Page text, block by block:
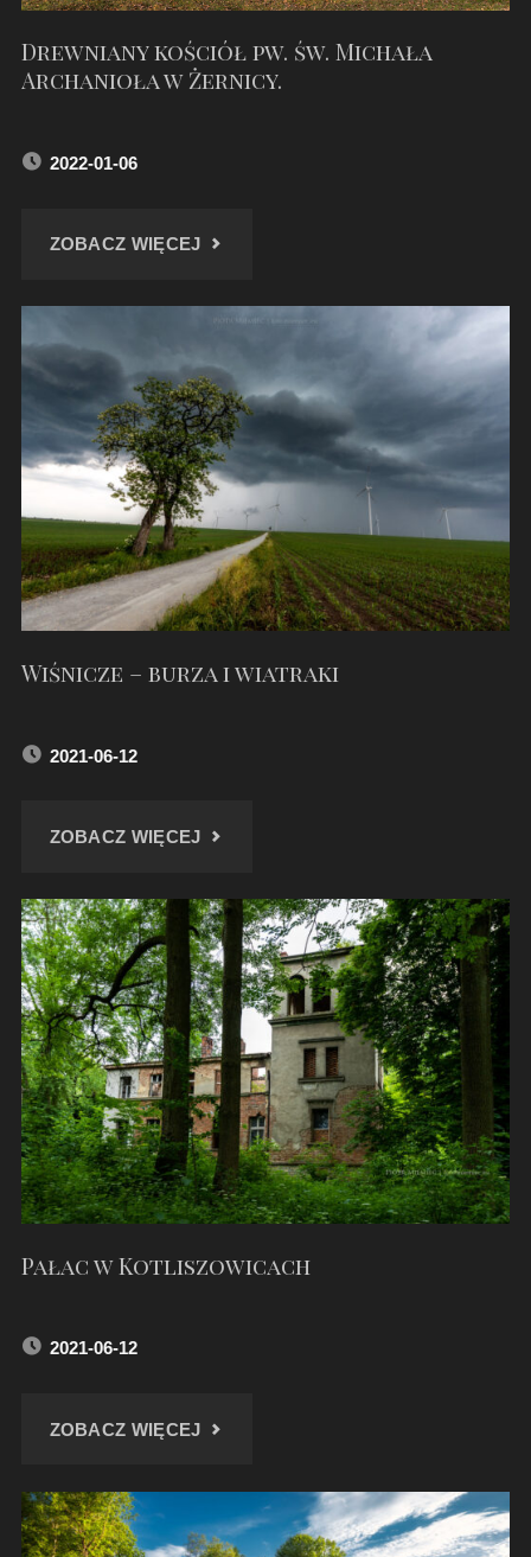
Drewniany kościół pw. św. Michała
Archanioła w Żernicy.
2022-01-06
ZOBACZ WIĘCEJ"DREWNIANY
KOŚCIÓŁ
ŚW.
MICHAŁA
ARCHANIOŁA
W
Wiśnicze – burza i wiatraki
2021-06-12
ZOBACZ WIĘCEJ"WIŚNICZE
BURZA
I
WIATRAKI"
Pałac w Kotliszowicach
2021-06-12
ZOBACZ WIĘCEJ"PAŁAC
KOTLISZOWICACH"